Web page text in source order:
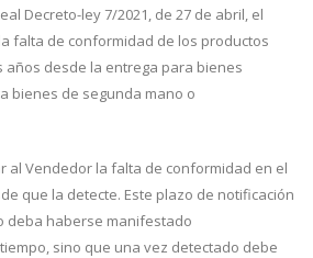
Decreto-ley 7/2021, de 27 de abril, el
falta de conformidad de los productos
desde la entrega para bienes
bienes de segunda mano o
al Vendedor la falta de conformidad en el
que la detecte. Este plazo de notificación
deba haberse manifestado
sino que una vez detectado debe